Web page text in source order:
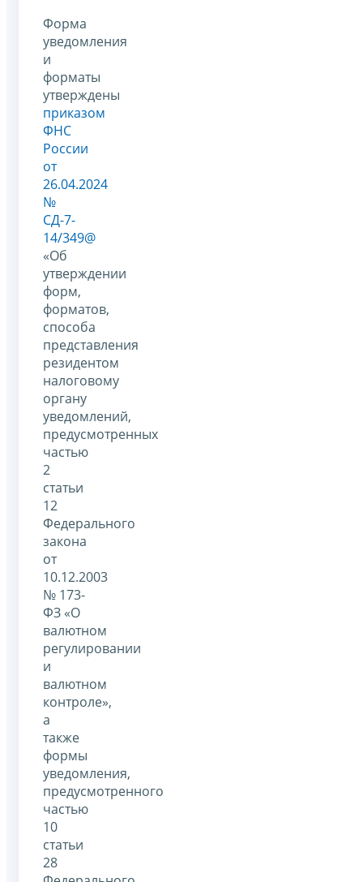
Форма
уведомления
и
форматы
утверждены
приказом
ФНС
России
от
26.04.2024
№
СД-7-
14/349@
«Об
утверждении
форм,
форматов,
способа
представления
резидентом
налоговому
органу
уведомлений,
предусмотренных
частью
2
статьи
12
Федерального
закона
от
10.12.2003
№ 173-
ФЗ «О
валютном
регулировании
и
валютном
контроле»,
а
также
формы
уведомления,
предусмотренного
частью
10
статьи
28